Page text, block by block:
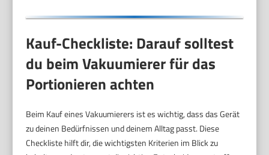
Kauf-Checkliste: Darauf solltest
du beim Vakuumierer für das
Portionieren achten
Beim Kauf eines Vakuumierers ist es wichtig, dass das Gerät
zu deinen Bedürfnissen und deinem Alltag passt. Diese
Checkliste hilft dir, die wichtigsten Kriterien im Blick zu